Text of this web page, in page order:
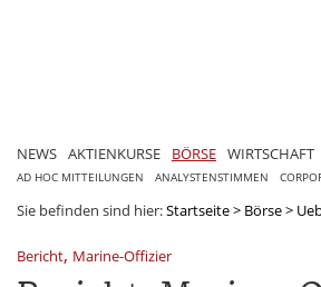
NEWS AKTIENKURSE BÖRSE WIRTSCHAFT
AD HOC MITTEILUNGEN ANALYSTENSTIMMEN
Sie befinden sind hier:Startseite> Börse>
Bericht, Marine-Offizier